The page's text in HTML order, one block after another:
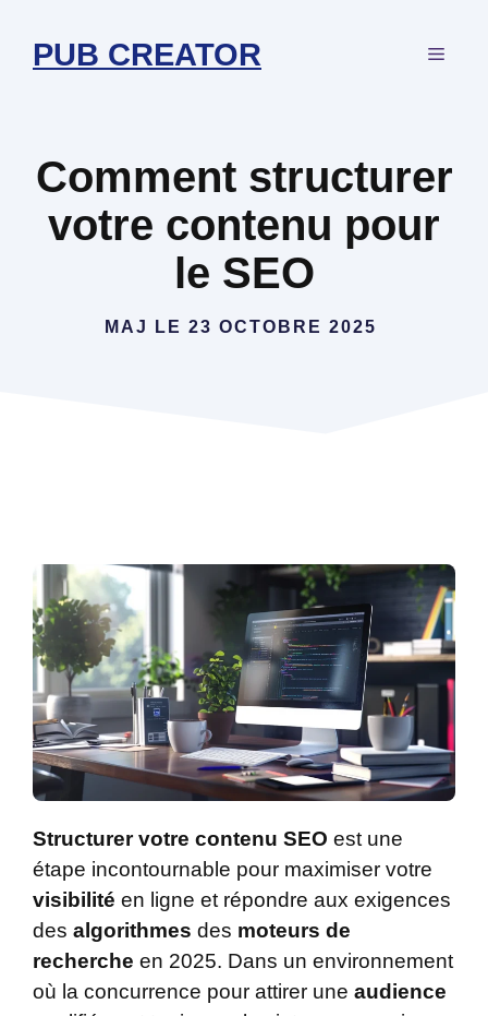
contenu
PUB CREATOR
Comment structurer
votre contenu pour
le SEO
MAJ LE 23 OCTOBRE 2025
Structurer votre contenu SEO est une
étape incontournable pour maximiser votre
visibilité en ligne et répondre aux exigences
des algorithmes des moteurs de
recherche en 2025. Dans un environnement
où la concurrence pour attirer une audience